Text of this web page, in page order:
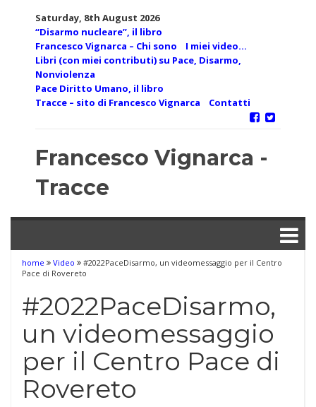
Saturday, 8th August 2026
“Disarmo nucleare”, il libro
Francesco Vignarca – Chi sono
I miei video…
Libri (con miei contributi) su Pace, Disarmo,
Nonviolenza
Pace Diritto Umano, il libro
Tracce – sito di Francesco Vignarca
Contatti
Francesco Vignarca -
Tracce
home Video
#2022PaceDisarmo, un videomessaggio per il Centro
Pace di Rovereto
#2022PaceDisarmo,
un videomessaggio
per il Centro Pace di
Rovereto